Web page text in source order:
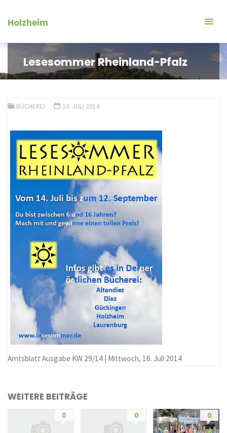
InhaltHolzheim
Lesesommer Rheinland-Pfalz
BÜCHEREI 16. JULI 2014
Amtsblatt Ausgabe KW 29/14 | Mittwoch, 16. Juli 2014
WEITERE BEITRÄGE
0 0 0